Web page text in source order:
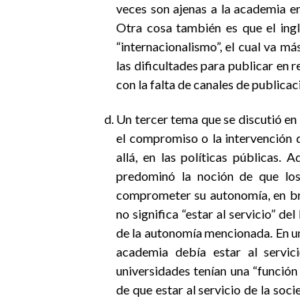
veces son ajenas a la academia
Otra cosa también es que el
“internacionalismo”, el cual va
las dificultades para publicar en
con la falta de canales de
Un tercer tema que se discutió
el compromiso o la intervención
allá, en las políticas públicas.
predominó la noción de que
comprometer su autonomía, en
no significa “estar al servicio”
de la autonomía mencionada. En
academia debía estar al
universidades tenían una
de que estar al servicio de la